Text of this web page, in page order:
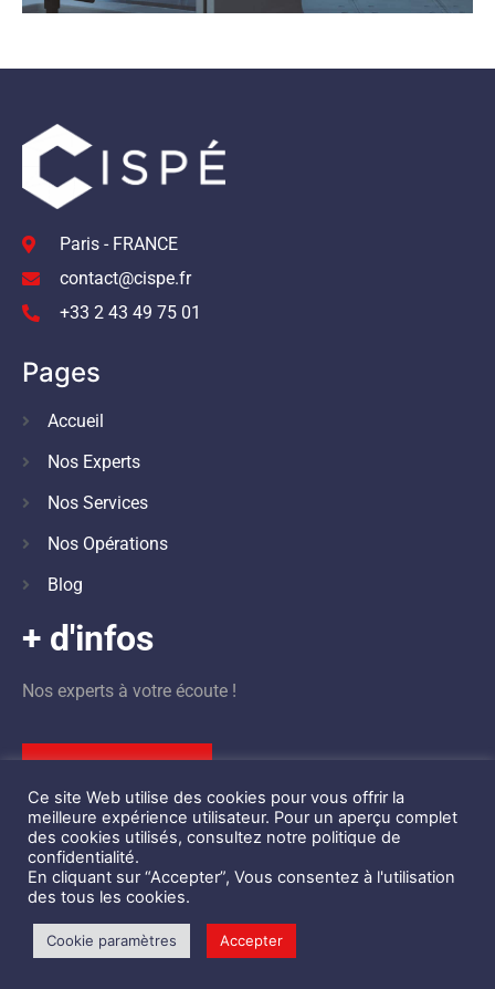
Paris - FRANCE
contact@cispe.fr
+33 2 43 49 75 01
Pages
Accueil
Nos Experts
Nos Services
Nos Opérations
Blog
+ d'infos
Nos experts à votre écoute !
Design bySTBK ©
Centre d’Ingénierie de la Sécurité Privée des Événements © 2021 –
Mentions Légales
Ce site Web utilise des cookies pour vous offrir la
meilleure expérience utilisateur. Pour un aperçu complet
des cookies utilisés, consultez notre politique de
confidentialité.
En cliquant sur “Accepter”, Vous consentez à l'utilisation
des tous les cookies.
Cookie paramètres Accepter